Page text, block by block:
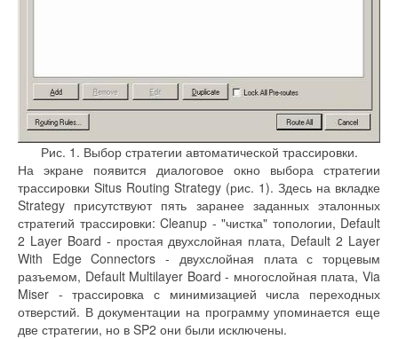
Рис. 1. Выбор стратегии автоматической трассировки.
На экране появится диалоговое окно выбора стратегии
трассировки Situs Routing Strategy (рис. 1). Здесь на вкладке
Strategy присутствуют пять заранее заданных эталонных
стратегий трассировки: Cleanup - "чистка" топологии, Default
2 Layer Board - простая двухслойная плата, Default 2 Layer
With Edge Connectors - двухслойная плата с торцевым
разъемом, Default Multilayer Board - многослойная плата, Via
Miser - трассировка с минимизацией числа переходных
отверстий. В документации на программу упоминается еще
две стратегии, но в SP2 они были исключены.